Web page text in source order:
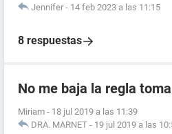
Jennifer - 14 feb 2023 a las 11:15
8 respuestas
No me baja la regla
Miriam - 18 jul 2019 a las 11:39
DRA. MARNET - 19 jul 2019 a las